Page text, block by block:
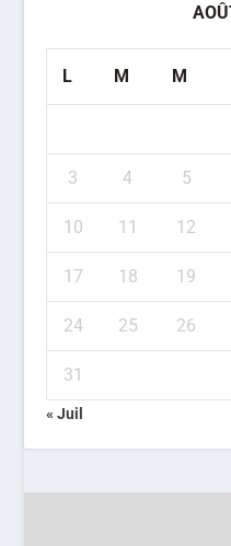
L M M
3 4 5
10 11 12
17 18 19
24 25 26
31
« Juil